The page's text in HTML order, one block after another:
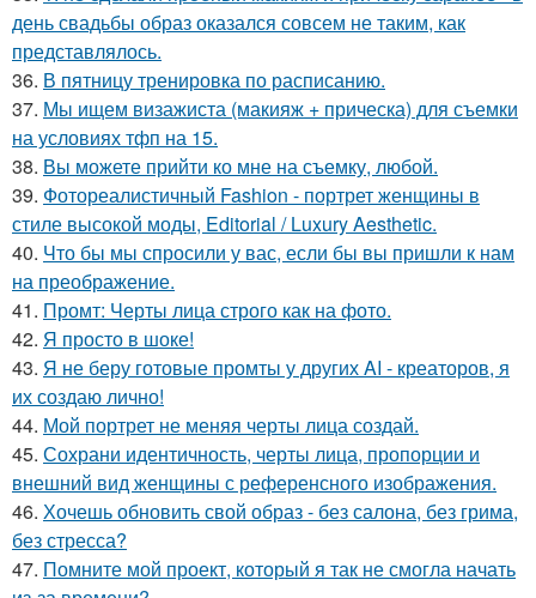
день свадьбы образ оказался совсем не таким, как
представлялось.
36. В пятницу тренировка по расписанию.
37. Мы ищем визажиста (макияж + прическа) для съемки
на условиях тфп на 15.
38. Вы можете прийти ко мне на съемку, любой.
39. Фотореалистичный Fashion - портрет женщины в
стиле высокой моды, Editorial / Luxury Aesthetic.
40. Что бы мы спросили у вас, если бы вы пришли к нам
на преображение.
41. Промт: Черты лица строго как на фото.
42. Я просто в шоке!
43. Я не беру готовые промты у других AI - креаторов, я
их создаю лично!
44. Мой портрет не меняя черты лица создай.
45. Сохрани идентичность, черты лица, пропорции и
внешний вид женщины с референсного изображения.
46. Хочешь обновить свой образ - без салона, без грима,
без стресса?
47. Помните мой проект, который я так не смогла начать